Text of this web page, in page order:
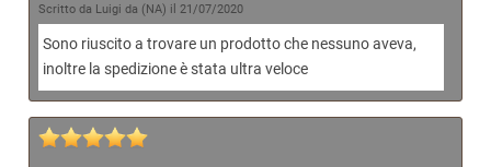
Scritto da Luigi da (NA) il 21/07/2020
Sono riuscito a trovare un prodotto che nessuno aveva,
inoltre la spedizione è stata ultra veloce